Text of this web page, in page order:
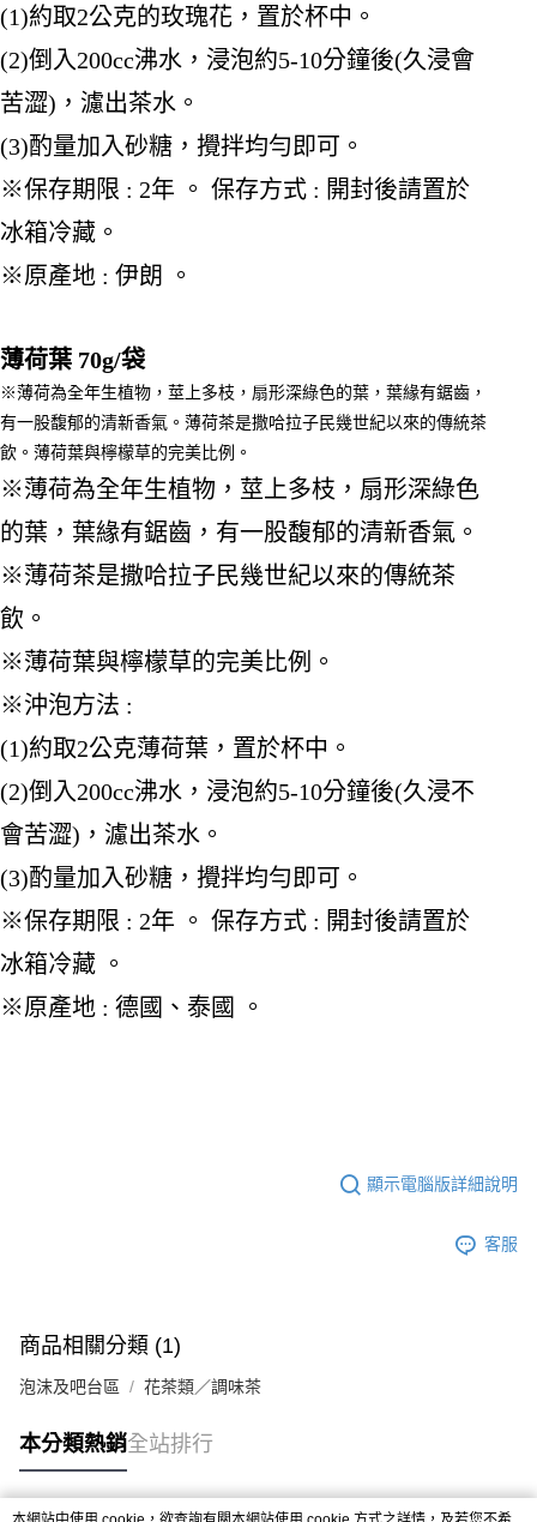
(1)約取2公克的玫瑰花，置於杯中。
(2)倒入200cc沸水，浸泡約5-10分鐘後(久浸會
苦澀)，濾出茶水。
(3)酌量加入砂糖，攪拌均勻即可。
※保存期限 : 2年 。 保存方式 : 開封後請置於
冰箱冷藏。
※原產地 : 伊朗 。
薄荷葉 70g/袋
※薄荷為全年生植物，莖上多枝，扇形深綠色的葉，葉緣有鋸齒，
有一股馥郁的清新香氣。薄荷茶是撒哈拉子民幾世紀以來的傳統茶
飲。薄荷葉與檸檬草的完美比例。
※薄荷為全年生植物，莖上多枝，扇形深綠色
的葉，葉緣有鋸齒，有一股馥郁的清新香氣。
※薄荷茶是撒哈拉子民幾世紀以來的傳統茶
飲。
※薄荷葉與檸檬草的完美比例。
※沖泡方法 :
(1)約取2公克薄荷葉，置於杯中。
(2)倒入200cc沸水，浸泡約5-10分鐘後(久浸不
會苦澀)，濾出茶水。
(3)酌量加入砂糖，攪拌均勻即可。
※保存期限 : 2年 。 保存方式 : 開封後請置於
冰箱冷藏 。
※原產地 : 德國、泰國 。
顯示電腦版詳細說明
客服
商品相關分類 (1)
泡沫及吧台區 花茶類／調味茶
本分類熱銷全站排行